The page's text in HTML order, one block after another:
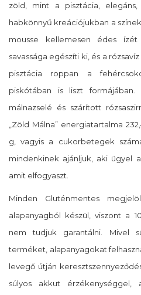
zöld, mint a pisztácia,
habkönnyű kreációjukban a
mousse kellemesen édes
savassága egészíti ki, és a
pisztácia roppan a
piskótában is liszt
málnazselé és szárított
„Zöld Málna” energiatartalma
g, vagyis a cukorbetegek
mindenkinek ajánljuk, aki ügyel
amit elfogyaszt.
Minden Gluténmentes
alapanyagból készül, viszont a
nem tudjuk garantálni. Mivel
terméket, alapanyagokat
levegő útján
súlyos akkut érzékenységgel,